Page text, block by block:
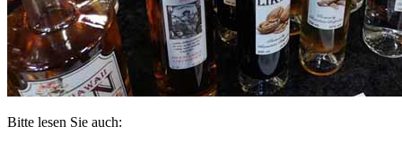
Bitte lesen Sie auch: